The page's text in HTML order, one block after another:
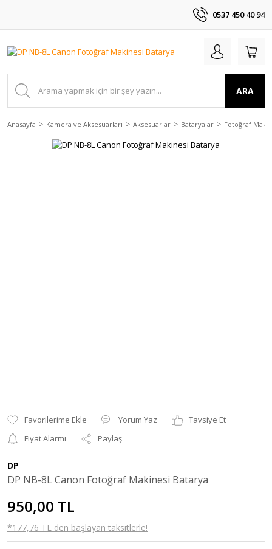
0537 450 40 94
ARA
Anasayfa Kamera ve Aksesuarları Aksesuarlar Bataryalar Fotoğraf
Yorum Yaz
Tavsiye Et
Fiyat Alarmı
Paylaş
DP
DP NB-8L Canon Fotoğraf Makinesi Batarya
950,00 TL
*177,76 TL den başlayan taksitlerle!